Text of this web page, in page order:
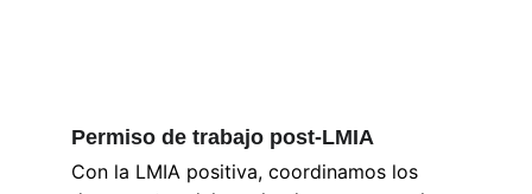
Con la LMIA positiva, coordinamos los
Permiso de trabajo post-LMIA